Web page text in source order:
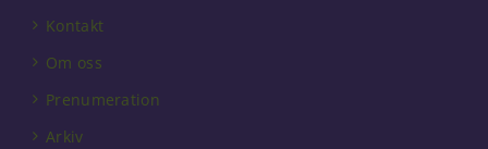
Kontakt
Om oss
Prenumeration
Arkiv